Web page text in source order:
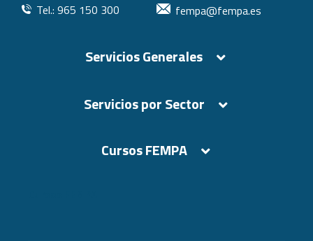
Tel.: 965 150 300 fempa@fempa.es
Servicios Generales
Servicios por Sector
Cursos FEMPA